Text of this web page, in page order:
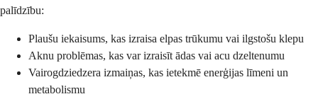
palīdzību:
Plaušu iekaisums, kas izraisa elpas trūkumu vai ilgstošu klepu
Aknu problēmas, kas var izraisīt ādas vai acu dzeltenumu
Vairogdziedzera izmaiņas, kas ietekmē enerģijas līmeni un
metabolismu